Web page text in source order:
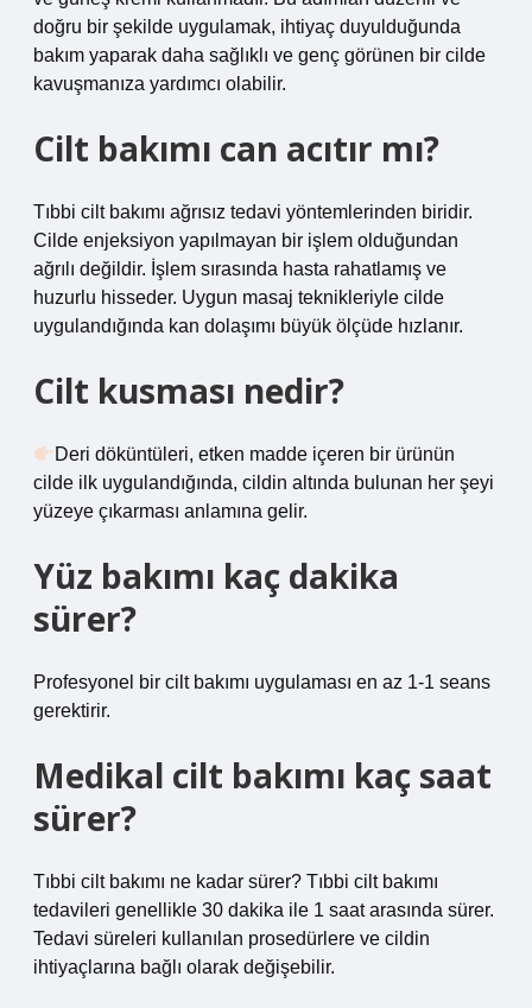
doğru bir şekilde uygulamak, ihtiyaç duyulduğunda
bakım yaparak daha sağlıklı ve genç görünen bir cilde
kavuşmanıza yardımcı olabilir.
Cilt bakımı can acıtır mı?
Tıbbi cilt bakımı ağrısız tedavi yöntemlerinden biridir.
Cilde enjeksiyon yapılmayan bir işlem olduğundan
ağrılı değildir. İşlem sırasında hasta rahatlamış ve
huzurlu hisseder. Uygun masaj teknikleriyle cilde
uygulandığında kan dolaşımı büyük ölçüde hızlanır.
Cilt kusması nedir?
Deri döküntüleri, etken madde içeren bir ürünün
cilde ilk uygulandığında, cildin altında bulunan her şeyi
yüzeye çıkarması anlamına gelir.
Yüz bakımı kaç dakika
sürer?
Profesyonel bir cilt bakımı uygulaması en az 1-1 seans
gerektirir.
Medikal cilt bakımı kaç saat
sürer?
Tıbbi cilt bakımı ne kadar sürer? Tıbbi cilt bakımı
tedavileri genellikle 30 dakika ile 1 saat arasında sürer.
Tedavi süreleri kullanılan prosedürlere ve cildin
ihtiyaçlarına bağlı olarak değişebilir.